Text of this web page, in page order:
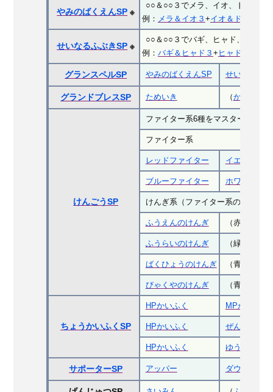
やみのばくえんSP ※
○○＆○○３でメラ、イオ、ドルマの
例： メラ＆イオ３ +イオ＆ドルマ３
せいなるふぶきSP ※
○○＆○○３でバギ、ヒャド、デイン
例： バギ＆ヒャド３ + ヒャド＆デイ
グランスペルSP やみのばくえんSP せいなるふ
グランドブレスSP ためいき （かえん３
けんごうSP
ファイター系6種をマスター or け
ファイター系
レッドファイター イエローフ
ブルーファイター ホワイトフ
けんぎ系（ファイター系の組み合
ふうえんのけんぎ （赤・緑・
ふうらいのけんぎ （緑・黒・
ばくひょうのけんぎ （青・白・
びゃくやのけんぎ （青・白・
ちょうかいふくSP
HPかいふく MPかいふく
HPかいふく ぜんたいか
HPかいふく ゆうき
サポーターSP アッパー ダウナー